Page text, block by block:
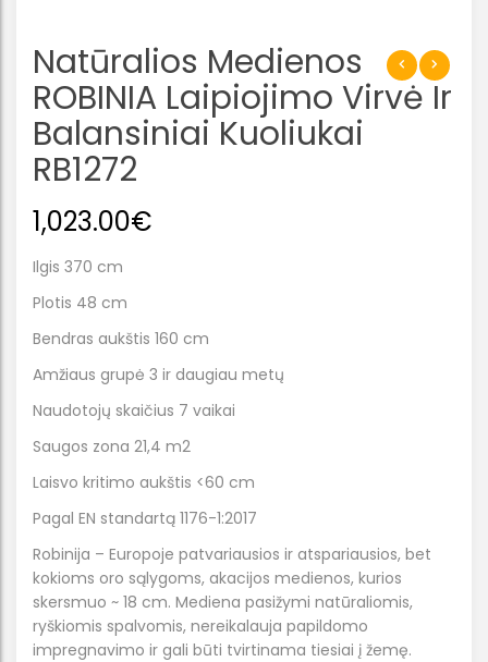
Natūralios Medienos
ROBINIA Laipiojimo Virvė Ir
Balansiniai Kuoliukai
RB1272
1,023.00€
Ilgis 370 cm
Plotis 48 cm
Bendras aukštis 160 cm
Amžiaus grupė 3 ir daugiau metų
Naudotojų skaičius 7 vaikai
Saugos zona 21,4 m2
Laisvo kritimo aukštis <60 cm
Pagal EN standartą 1176-1:2017
Robinija – Europoje patvariausios ir atspariausios, bet
kokioms oro sąlygoms, akacijos medienos, kurios
skersmuo ~ 18 cm. Mediena pasižymi natūraliomis,
ryškiomis spalvomis, nereikalauja papildomo
impregnavimo ir gali būti tvirtinama tiesiai į žemę.